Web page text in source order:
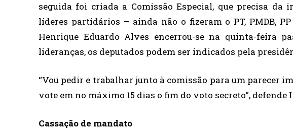
seguida foi criada a Comissão Especial, que precisa da
líderes partidários – ainda não o fizeram o PT, PMDB,
Henrique Eduardo Alves encerrou-se na quinta-feira
lideranças, os deputados podem ser indicados pela
“Vou pedir e trabalhar junto à comissão para um parecer
vote em no máximo 15 dias o fim do voto secreto”, defende
Cassação de mandato